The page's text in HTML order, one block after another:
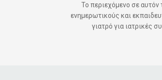
Το περιεχόμενο σε αυτόν
ενημερωτικούς και
γιατρό για ιατρικές